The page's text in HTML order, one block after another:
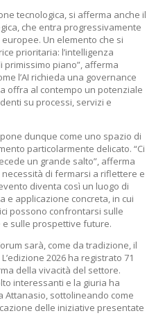
tecnologica, si afferma anche il
che entra progressivamente
Un elemento che si
prioritaria: l’intelligenza
primissimo piano”, afferma
l’AI richieda una governance
offra al contempo un potenziale
su processi, servizi e
dunque come uno spazio di
particolarmente delicato. “Ci
un grande salto”, afferma
di fermarsi a riflettere e
diventa così un luogo di
e applicazione concreta, in cui
possono confrontarsi sulle
sulle prospettive future.
sarà, come da tradizione, il
L’edizione 2026 ha registrato 71
della vivacità del settore.
interessanti e la giuria ha
Attanasio, sottolineando come
delle iniziative presentate